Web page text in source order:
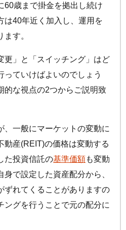
60歳まで掛金を拠出し続け
は40年近く加入し、運用を
す。
更」と「スイッチング」はど
っていけばよいのでしょう
的な視点の2つからご説明致
、一般にマーケットの変動に
動産(REIT)の価格は変動する
た投資信託の基準価額も変動
身で設定した資産配分から、
ずれてくることがありますの
ングを行うことで元の配分に